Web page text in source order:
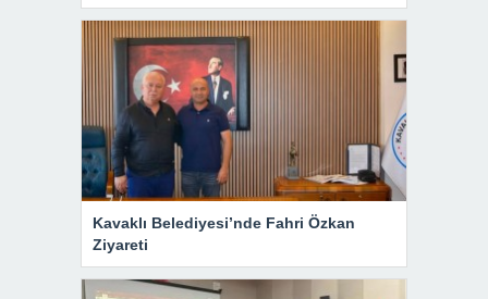
Kavaklı Belediyesi’nde Fahri Özkan
Ziyareti